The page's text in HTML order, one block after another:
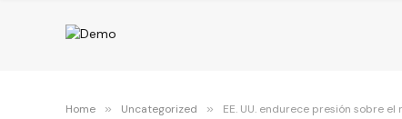
Home » Uncategorized » EE. UU. endurece presión sobre